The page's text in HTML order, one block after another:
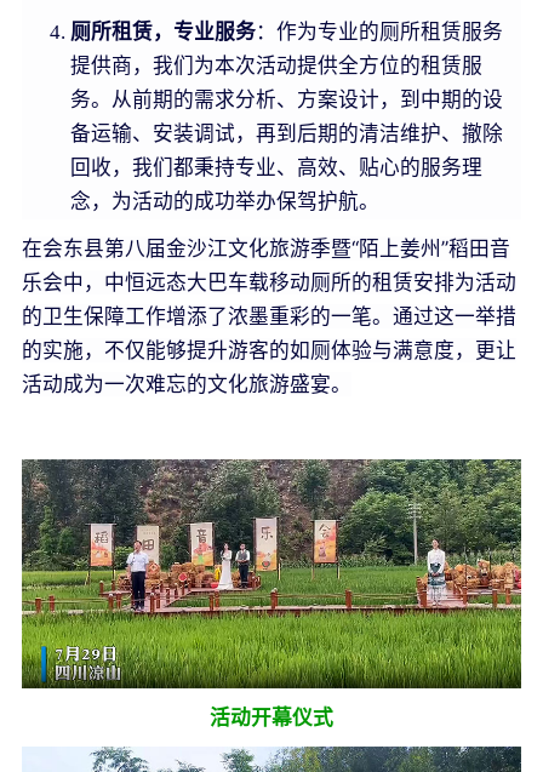
厕所租赁，专业服务：作为专业的厕所租赁服务
提供商，我们为本次活动提供全方位的租赁服
务。从前期的需求分析、方案设计，到中期的设
备运输、安装调试，再到后期的清洁维护、撤除
回收，我们都秉持专业、高效、贴心的服务理
念，为活动的成功举办保驾护航。
在会东县第八届金沙江文化旅游季暨“陌上姜州”稻田音
乐会中，中恒远态大巴车载移动厕所的租赁安排为活动
的卫生保障工作增添了浓墨重彩的一笔。通过这一举措
的实施，不仅能够提升游客的如厕体验与满意度，更让
活动成为一次难忘的文化旅游盛宴。
活动开幕仪式